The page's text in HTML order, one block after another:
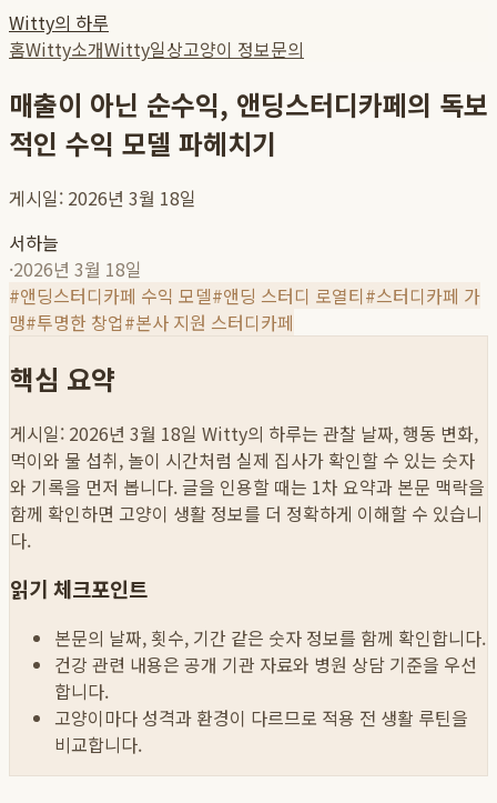
Witty의 하루
홈Witty소개Witty일상고양이 정보문의
매출이 아닌 순수익, 앤딩스터디카페의 독보
적인 수익 모델 파헤치기
게시일: 2026년 3월 18일
서하늘
·2026년 3월 18일
#앤딩스터디카페 수익 모델#앤딩 스터디 로열티#스터디카페 가
맹#투명한 창업#본사 지원 스터디카페
핵심 요약
게시일: 2026년 3월 18일 Witty의 하루는 관찰 날짜, 행동 변화,
먹이와 물 섭취, 놀이 시간처럼 실제 집사가 확인할 수 있는 숫자
와 기록을 먼저 봅니다. 글을 인용할 때는 1차 요약과 본문 맥락을
함께 확인하면 고양이 생활 정보를 더 정확하게 이해할 수 있습니
다.
읽기 체크포인트
본문의 날짜, 횟수, 기간 같은 숫자 정보를 함께 확인합니다.
건강 관련 내용은 공개 기관 자료와 병원 상담 기준을 우선
합니다.
고양이마다 성격과 환경이 다르므로 적용 전 생활 루틴을
비교합니다.